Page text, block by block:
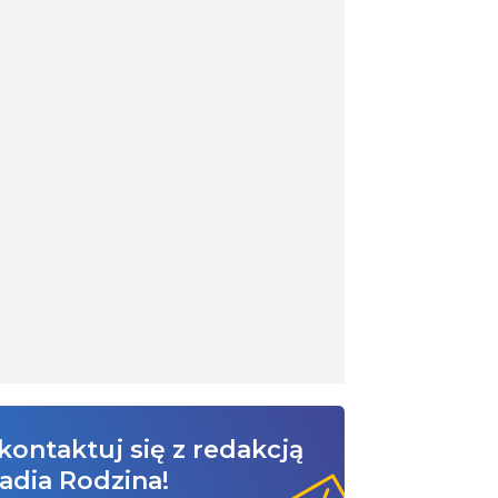
się z redakcją
Rodzina!